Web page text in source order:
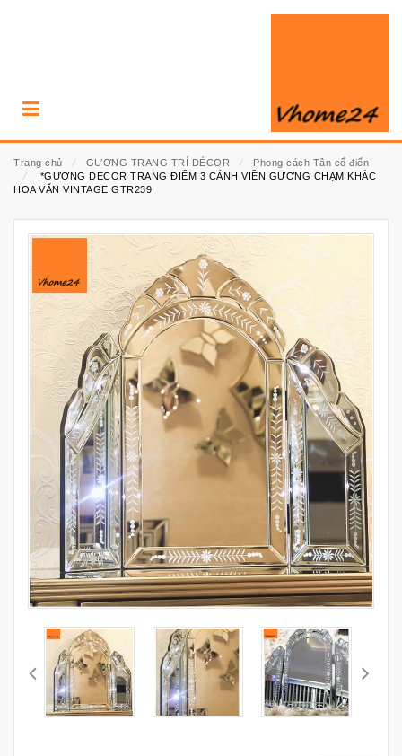
Trang chủ ⁄ GƯƠNG TRANG TRÍ DÉCOR ⁄
Phong cách Tân cổ điển
⁄
*GƯƠNG DECOR TRANG ĐIỂM 3 CÁNH VIỀN GƯƠNG CHẠM KHẮC
HOA VĂN VINTAGE GTR239